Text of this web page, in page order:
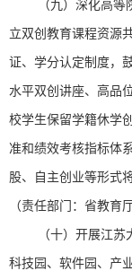
（九）深化高
立双创教育课程资源
证、学分认定制度，
水平双创讲座、高品
校学生保留学籍休学
准和绩效考核指标体
股、自主创业等形式
（责任部门：省教育
（十）开展江
科技园、软件园、产